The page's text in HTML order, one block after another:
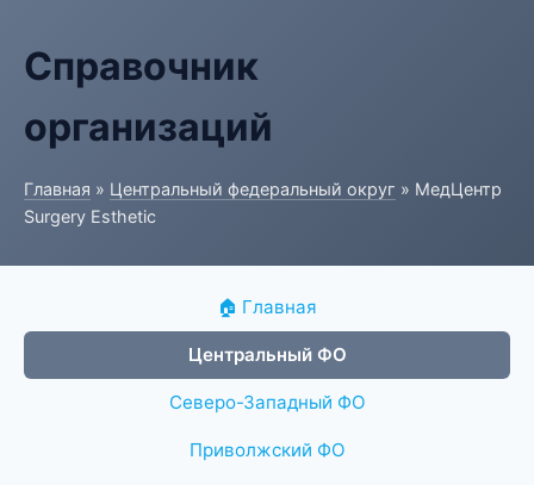
Справочник
организаций
Главная » Центральный федеральный округ » МедЦентр
Surgery Esthetic
🏠 Главная
Центральный ФО
Северо-Западный ФО
Приволжский ФО